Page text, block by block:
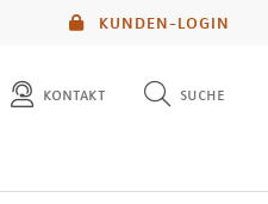
KUNDEN-LOGIN
kontakt suche